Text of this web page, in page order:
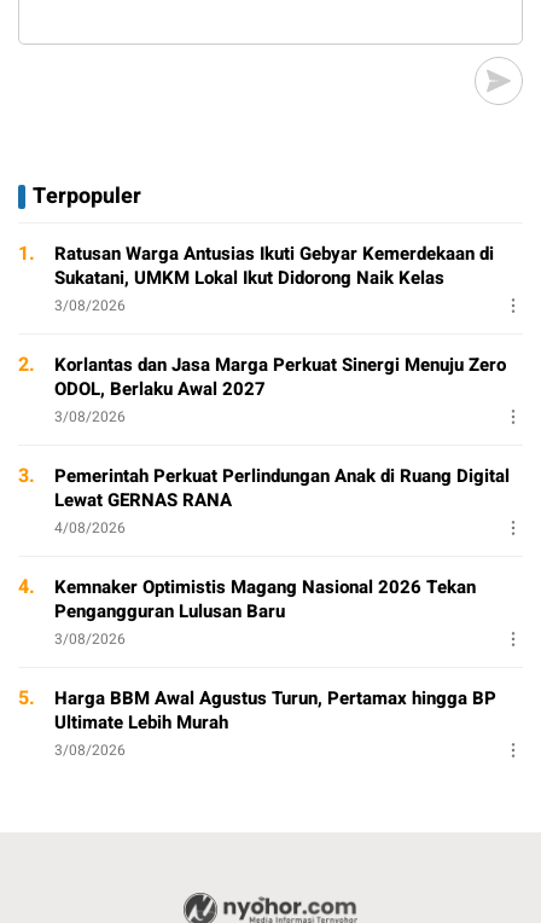
Terpopuler
1.
Ratusan Warga Antusias Ikuti Gebyar Kemerdekaan di
Sukatani, UMKM Lokal Ikut Didorong Naik Kelas
3/08/2026
2.
Korlantas dan Jasa Marga Perkuat Sinergi Menuju Zero
ODOL, Berlaku Awal 2027
3/08/2026
3.
Pemerintah Perkuat Perlindungan Anak di Ruang Digital
Lewat GERNAS RANA
4/08/2026
4.
Kemnaker Optimistis Magang Nasional 2026 Tekan
Pengangguran Lulusan Baru
3/08/2026
5.
Harga BBM Awal Agustus Turun, Pertamax hingga BP
Ultimate Lebih Murah
3/08/2026